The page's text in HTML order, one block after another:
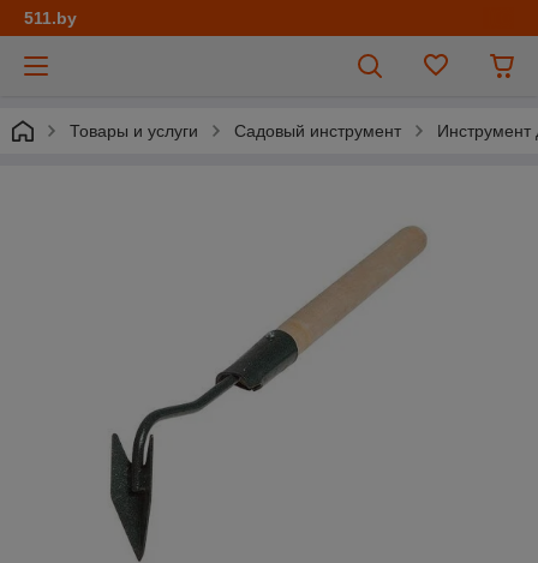
511.by
Товары и услуги Садовый инструмент Инструмент